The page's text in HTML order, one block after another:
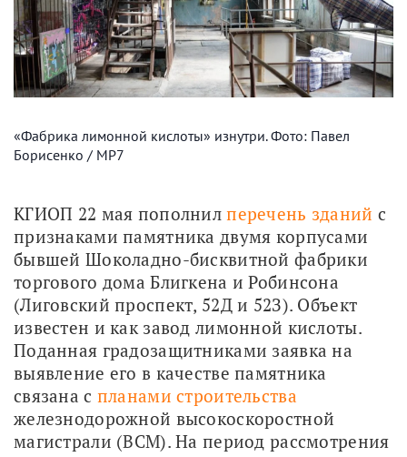
«Фабрика лимонной кислоты» изнутри. Фото: Павел
Борисенко / МР7
КГИОП 22 мая пополнил перечень зданий с
признаками памятника двумя корпусами
бывшей Шоколадно-бисквитной фабрики
торгового дома Блигкена и Робинсона
(Лиговский проспект, 52Д и 52З). Объект
известен и как завод лимонной кислоты.
Поданная градозащитниками заявка на
выявление его в качестве памятника
связана с планами строительства
железнодорожной высокоскоростной
магистрали (ВСМ). На период рассмотрения